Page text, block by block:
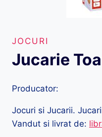
JOCURI
Jucarie
Producator:
Jocuri si Jucarii.
Vandut si livrat de: